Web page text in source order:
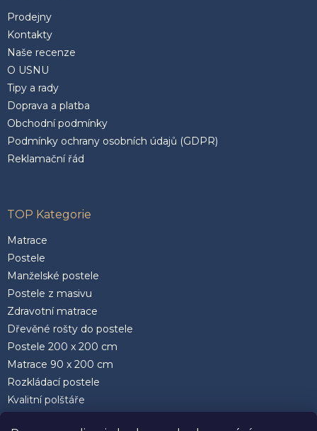
Prodejny
Kontakty
Naše recenze
O USNU
Tipy a rady
Doprava a platba
Obchodní podmínky
Podmínky ochrany osobních údajů (GDPR)
Reklamační řád
TOP Kategorie
Matrace
Postele
Manželské postele
Postele z masivu
Zdravotní matrace
Dřevěné rošty do postele
Postele 200 x 200 cm
Matrace 90 x 200 cm
Rozkládací postele
Kvalitní polštáře